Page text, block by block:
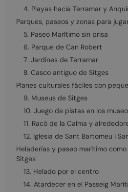
4. Playas hacia Terramar y
Parques, paseos y zonas para
5. Paseo Marítimo sin prisa
6. Parque de Can Robert
7. Jardines de Terramar
8. Casco antiguo de Sitges
Planes culturales fáciles con
9. Museus de Sitges
10. Juego de pistas en los
11. Racó de la Calma y
12. Iglesia de Sant Bartomeu i
Heladerías y paseo marítimo
Sitges
13. Helado por el centro
14. Atardecer en el Passeig